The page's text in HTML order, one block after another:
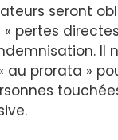
seront
pertes
Il
au prorata »